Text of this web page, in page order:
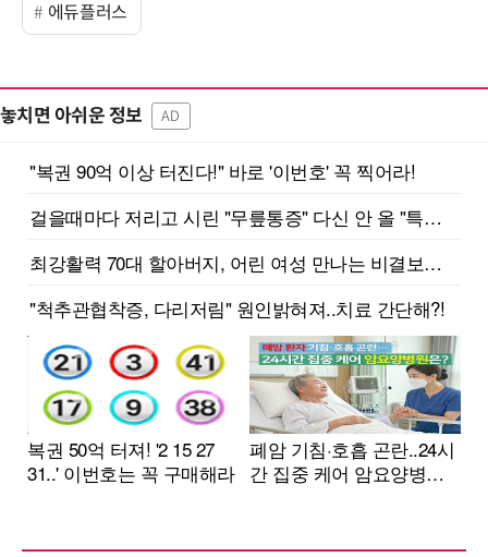
에듀플러스
놓치면 아쉬운 정보 AD